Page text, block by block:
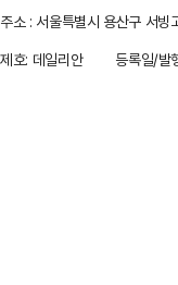
주소 : 서울특별시 용산구 서
제호: 데일리안
등록일/